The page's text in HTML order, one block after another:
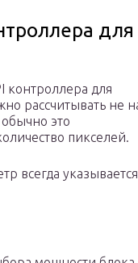
контроллера для
рассчитывать не
это
пикселей.
всегда